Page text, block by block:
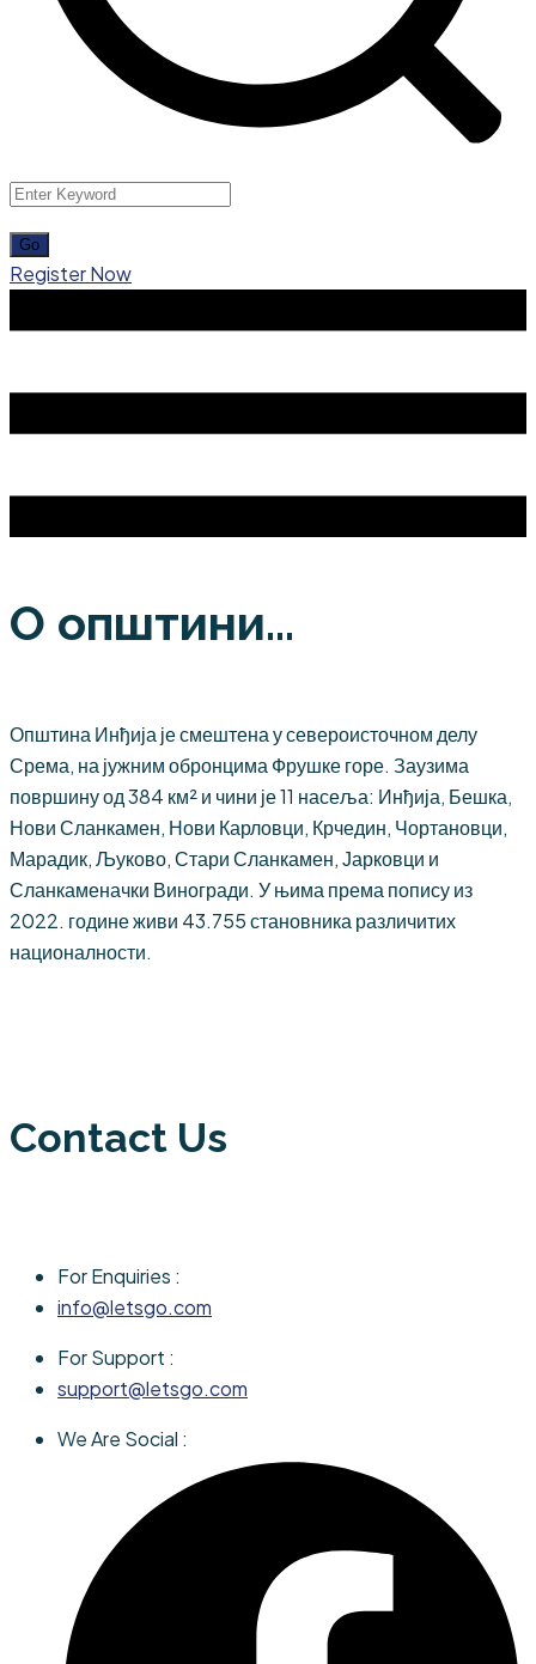
Register Now
О општини...
Општина Инђија је смештена у североисточном делу
Срема, на јужним обронцима Фрушке горе. Заузима
површину од 384 км² и чини је 11 насеља: Инђија, Бешка,
Нови Сланкамен, Нови Карловци, Крчедин, Чортановци,
Марадик, Љуково, Стари Сланкамен, Јарковци и
Сланкаменачки Виногради. У њима према попису из
2022. године живи 43.755 становника различитих
националности.
Contact Us
For Enquiries :
info@letsgo.com
For Support :
support@letsgo.com
We Are Social :